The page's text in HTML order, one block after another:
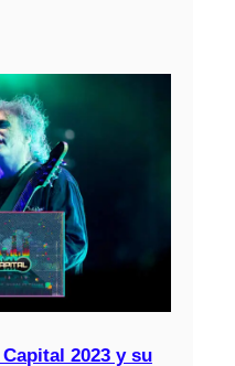
2023 y su